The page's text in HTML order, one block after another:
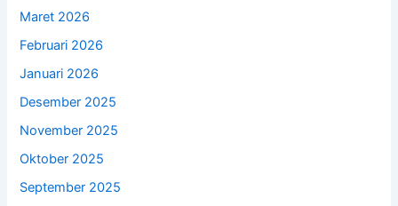
Maret 2026
Februari 2026
Januari 2026
Desember 2025
November 2025
Oktober 2025
September 2025